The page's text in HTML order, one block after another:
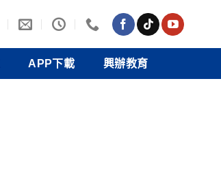
APP下載 興辦教育